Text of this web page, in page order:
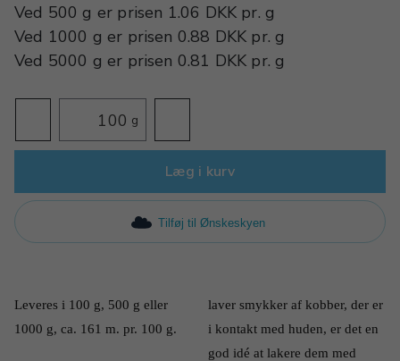
Ved 500 g er prisen 1.06 DKK pr. g
Ved 1000 g er prisen 0.88 DKK pr.g
Ved 5000 g er prisen 0.81 DKK pr.g
g
Læg i kurv
Tilføj til Ønskeskyen
Leveres i 100 g, 500 g eller
1000 g, ca. 161 m. pr. 100 g.
laver smykker af kobber, der er
i kontakt med huden, er det en
god idé at lakere dem med